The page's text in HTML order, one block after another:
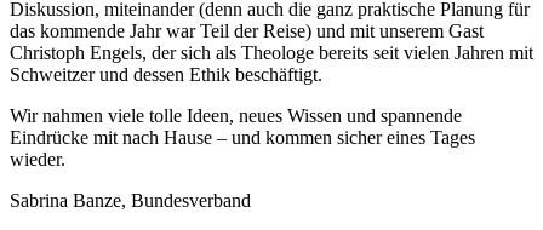
Diskussion, miteinander (denn auch die ganz praktische Planung für
das kommende Jahr war Teil der Reise) und mit unserem Gast
Christoph Engels, der sich als Theologe bereits seit vielen Jahren mit
Schweitzer und dessen Ethik beschäftigt.
Wir nahmen viele tolle Ideen, neues Wissen und spannende
Eindrücke mit nach Hause – und kommen sicher eines Tages
wieder.
Sabrina Banze, Bundesverband